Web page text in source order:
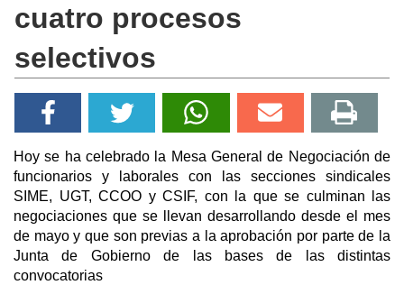
cuatro procesos
selectivos
Hoy se ha celebrado la Mesa General de Negociación de
funcionarios y laborales con las secciones sindicales
SIME, UGT, CCOO y CSIF, con la que se culminan las
negociaciones que se llevan desarrollando desde el mes
de mayo y que son previas a la aprobación por parte de la
Junta de Gobierno de las bases de las distintas
convocatorias